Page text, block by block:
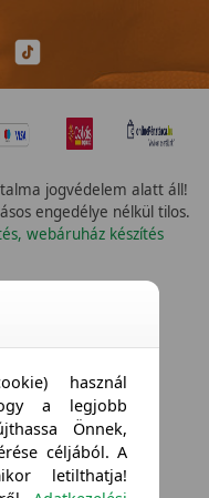
jogvédelem alatt áll!
engedélye nélkül tilos.
webáruház készítés
használ
a legjobb
Önnek,
céljából. A
letilthatja!